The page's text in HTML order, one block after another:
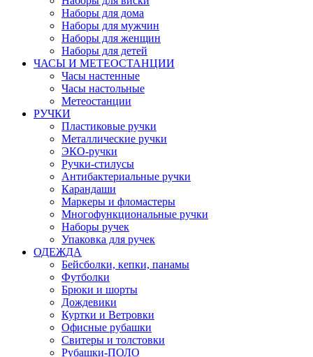
Наборы для дома
Наборы для мужчин
Наборы для женщин
Наборы для детей
ЧАСЫ И МЕТЕОСТАНЦИИ
Часы настенные
Часы настольные
Метеостанции
РУЧКИ
Пластиковые ручки
Металлические ручки
ЭКО-ручки
Ручки-стилусы
Антибактериальные ручки
Карандаши
Маркеры и фломастеры
Многофункциональные ручки
Наборы ручек
Упаковка для ручек
ОДЕЖДА
Бейсболки, кепки, панамы
Футболки
Брюки и шорты
Дождевики
Куртки и Ветровки
Офисные рубашки
Свитеры и толстовки
Рубашки-ПОЛО